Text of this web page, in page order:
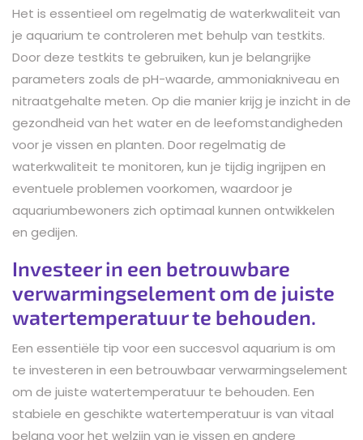
Het is essentieel om regelmatig de waterkwaliteit van
je aquarium te controleren met behulp van testkits.
Door deze testkits te gebruiken, kun je belangrijke
parameters zoals de pH-waarde, ammoniakniveau en
nitraatgehalte meten. Op die manier krijg je inzicht in de
gezondheid van het water en de leefomstandigheden
voor je vissen en planten. Door regelmatig de
waterkwaliteit te monitoren, kun je tijdig ingrijpen en
eventuele problemen voorkomen, waardoor je
aquariumbewoners zich optimaal kunnen ontwikkelen
en gedijen.
Investeer in een betrouwbare
verwarmingselement om de juiste
watertemperatuur te behouden.
Een essentiële tip voor een succesvol aquarium is om
te investeren in een betrouwbaar verwarmingselement
om de juiste watertemperatuur te behouden. Een
stabiele en geschikte watertemperatuur is van vitaal
belang voor het welzijn van je vissen en andere